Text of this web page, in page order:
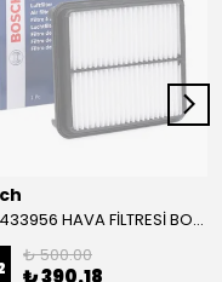
1457433956 HAVA FİLTRESİ BOSCH
₺ 500.00
₺ 390.18